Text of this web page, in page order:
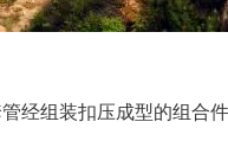
型的组合件。橡胶